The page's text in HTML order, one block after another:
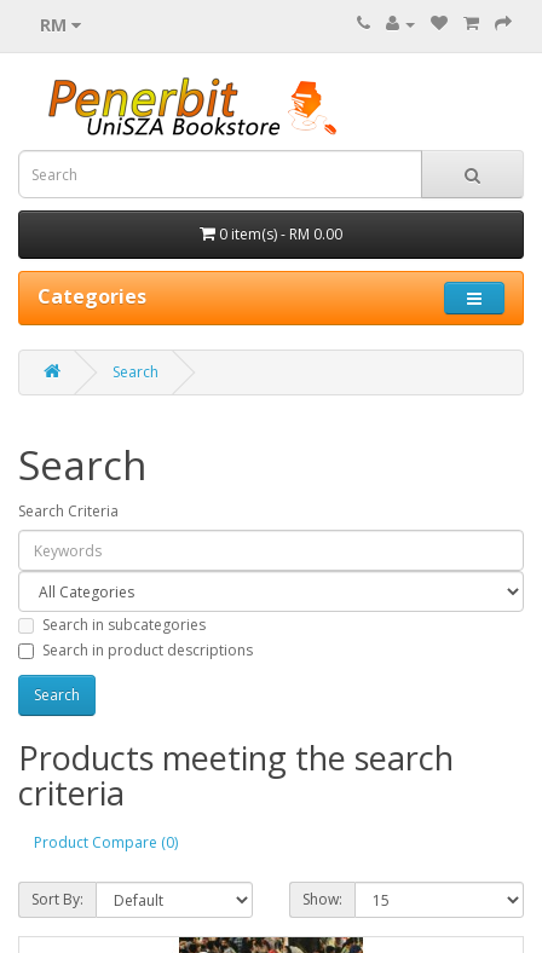
RM
0 item(s) - RM 0.00
Categories
Search
Search
Search Criteria
Search in subcategories
Search in product descriptions
Products meeting the search
criteria
Product Compare (0)
Sort By: Show: